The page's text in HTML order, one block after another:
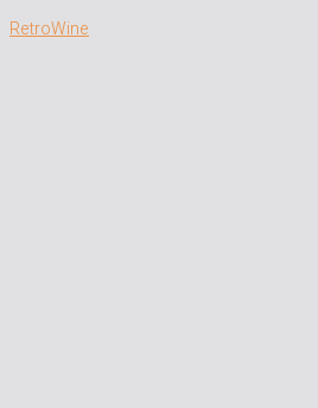
RetroWine